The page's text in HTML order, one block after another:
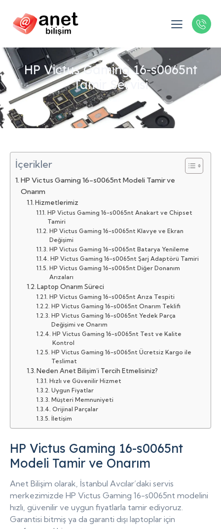
HP Victus Gaming 16-s0065nt
Tamir Servisi
İçerikler
HP Victus Gaming 16-s0065nt Modeli Tamir ve
Onarım
Hizmetlerimiz
HP Victus Gaming 16-s0065nt Anakart ve Chipset
Tamiri
HP Victus Gaming 16-s0065nt Klavye ve Ekran
Değişimi
HP Victus Gaming 16-s0065nt Batarya Yenileme
HP Victus Gaming 16-s0065nt Şarj Adaptörü Tamiri
HP Victus Gaming 16-s0065nt Diğer Donanım
Arızaları
Laptop Onarım Süreci
HP Victus Gaming 16-s0065nt Arıza Tespiti
HP Victus Gaming 16-s0065nt Onarım Teklifi
HP Victus Gaming 16-s0065nt Yedek Parça
Değişimi ve Onarım
HP Victus Gaming 16-s0065nt Test ve Kalite
Kontrol
HP Victus Gaming 16-s0065nt Ücretsiz Kargo ile
Teslimat
Neden Anet Bilişim’i Tercih Etmelisiniz?
Hızlı ve Güvenilir Hizmet
Uygun Fiyatlar
Müşteri Memnuniyeti
Orijinal Parçalar
İletişim
HP Victus Gaming 16-s0065nt
Modeli Tamir ve Onarım
Anet Bilişim olarak, İstanbul Avcılar’daki servis
merkezimizde HP Victus Gaming 16-s0065nt modelini
hızlı, güvenilir ve uygun fiyatlarla tamir ediyoruz.
Garantisi bitmiş ya da garanti dışı laptoplar için